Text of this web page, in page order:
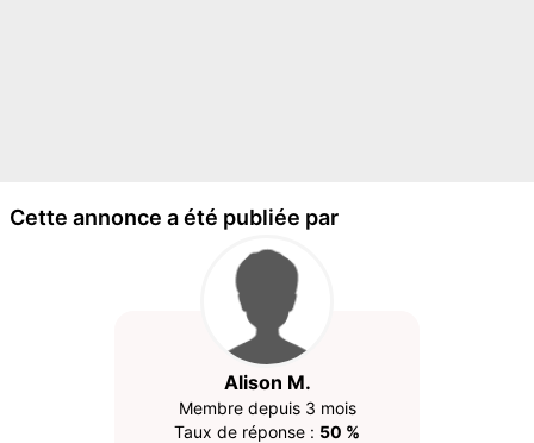
Cette annonce a été publiée par
Alison M.
Membre depuis 3 mois
Taux de réponse : 50 %